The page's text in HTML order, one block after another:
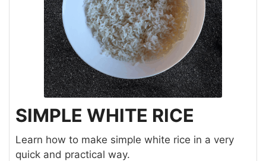
SIMPLE WHITE RICE
Learn how to make simple white rice in a very
quick and practical way.